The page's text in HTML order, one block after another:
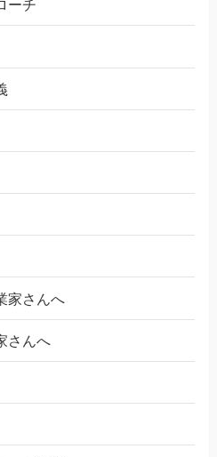
ーチ
家さんへ
さんへ